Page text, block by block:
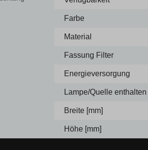
Farbe
Material
Fassung Filter
Energieversorgung
Lampe/Quelle enthalten
Breite [mm]
Höhe [mm]